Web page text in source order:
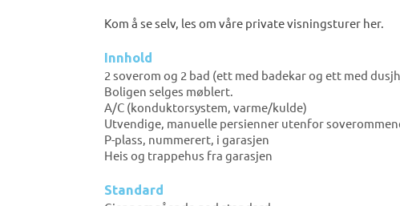
Kom å se selv, les om våre private visningsturer her.
Innhold
2 soverom og 2 bad (ett med badekar og ett med
Boligen selges møblert.
A/C (konduktorsystem, varme/kulde)
Utvendige, manuelle persienner utenfor
P-plass, nummerert, i garasjen
Heis og trappehus fra garasjen
Standard